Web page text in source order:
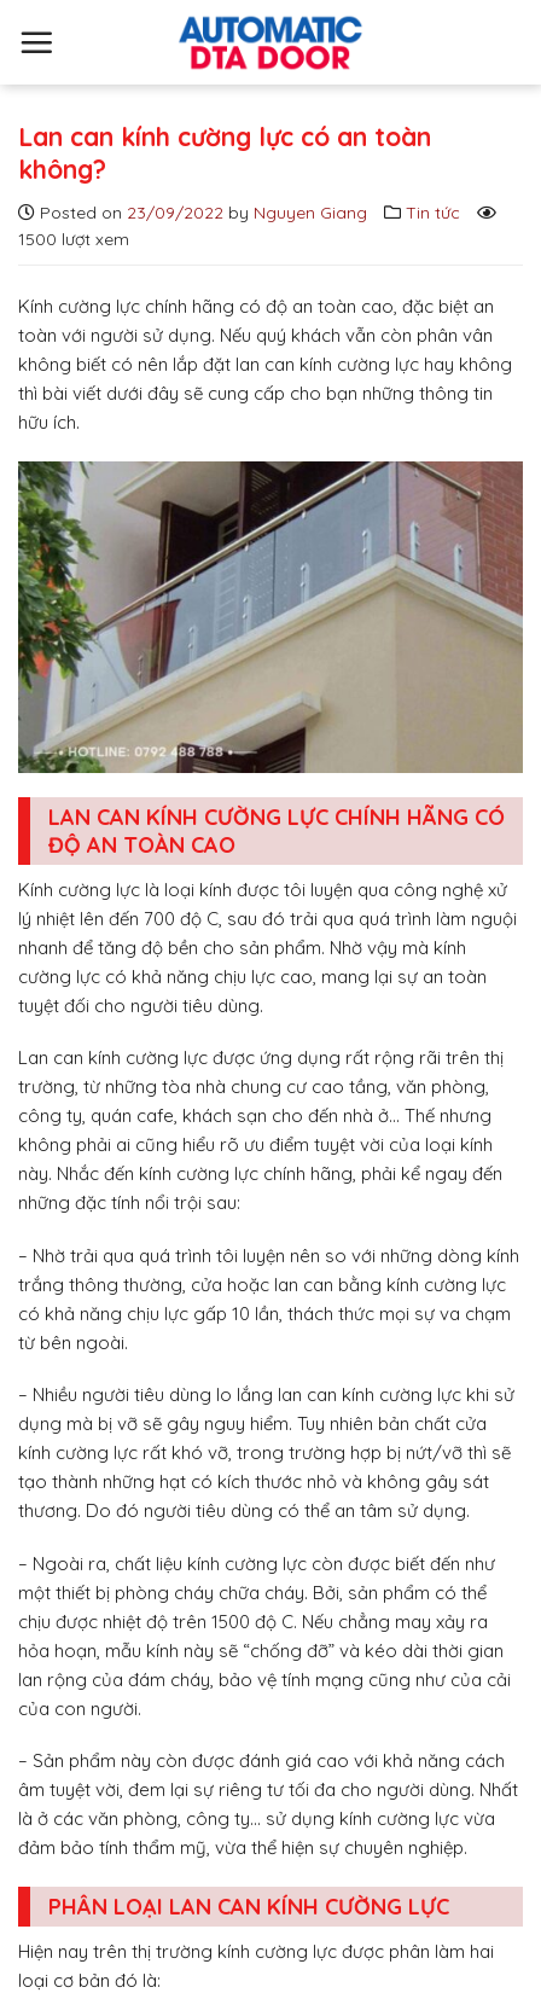
Lan can kính cường lực có an toàn
không?
Posted on 23/09/2022 by Nguyen Giang
Tin tức
1500 lượt xem
Kính cường lực chính hãng có độ an toàn cao, đặc biệt an
toàn với người sử dụng. Nếu quý khách vẫn còn phân vân
không biết có nên lắp đặt lan can kính cường lực hay không
thì bài viết dưới đây sẽ cung cấp cho bạn những thông tin
hữu ích.
LAN CAN KÍNH CƯỜNG LỰC CHÍNH HÃNG CÓ
ĐỘ AN TOÀN CAO
Kính cường lực là loại kính được tôi luyện qua công nghệ xử
lý nhiệt lên đến 700 độ C, sau đó trải qua quá trình làm nguội
nhanh để tăng độ bền cho sản phẩm. Nhờ vậy mà kính
cường lực có khả năng chịu lực cao, mang lại sự an toàn
tuyệt đối cho người tiêu dùng.
Lan can kính cường lực được ứng dụng rất rộng rãi trên thị
trường, từ những tòa nhà chung cư cao tầng, văn phòng,
công ty, quán cafe, khách sạn cho đến nhà ở… Thế nhưng
không phải ai cũng hiểu rõ ưu điểm tuyệt vời của loại kính
này. Nhắc đến kính cường lực chính hãng, phải kể ngay đến
những đặc tính nổi trội sau:
– Nhờ trải qua quá trình tôi luyện nên so với những dòng kính
trắng thông thường, cửa hoặc lan can bằng kính cường lực
có khả năng chịu lực gấp 10 lần, thách thức mọi sự va chạm
từ bên ngoài.
– Nhiều người tiêu dùng lo lắng lan can kính cường lực khi sử
dụng mà bị vỡ sẽ gây nguy hiểm. Tuy nhiên bản chất cửa
kính cường lực rất khó vỡ, trong trường hợp bị nứt/vỡ thì sẽ
tạo thành những hạt có kích thước nhỏ và không gây sát
thương. Do đó người tiêu dùng có thể an tâm sử dụng.
– Ngoài ra, chất liệu kính cường lực còn được biết đến như
một thiết bị phòng cháy chữa cháy. Bởi, sản phẩm có thể
chịu được nhiệt độ trên 1500 độ C. Nếu chẳng may xảy ra
hỏa hoạn, mẫu kính này sẽ “chống đỡ” và kéo dài thời gian
lan rộng của đám cháy, bảo vệ tính mạng cũng như của cải
của con người.
– Sản phẩm này còn được đánh giá cao với khả năng cách
âm tuyệt vời, đem lại sự riêng tư tối đa cho người dùng. Nhất
là ở các văn phòng, công ty… sử dụng kính cường lực vừa
đảm bảo tính thẩm mỹ, vừa thể hiện sự chuyên nghiệp.
PHÂN LOẠI LAN CAN KÍNH CƯỜNG LỰC
Hiện nay trên thị trường kính cường lực được phân làm hai
loại cơ bản đó là: